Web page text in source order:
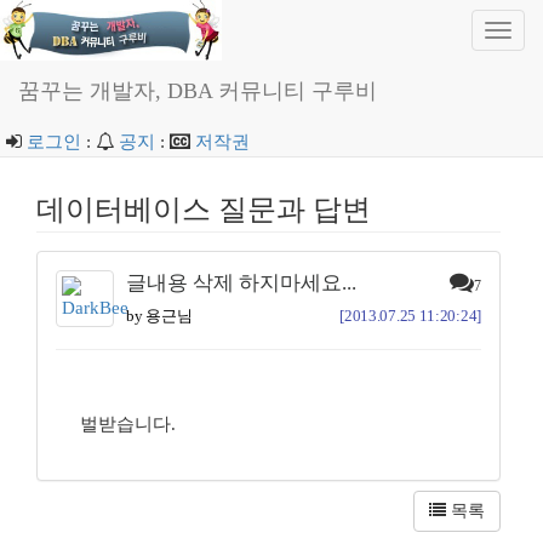
꿈꾸는 개발자, DBA 커뮤니티 구루비
로그인 : 공지 : 저작권
데이터베이스 질문과 답변
글내용 삭제 하지마세요... 7
by 용근님 [2013.07.25 11:20:24]
벌받습니다.
목록